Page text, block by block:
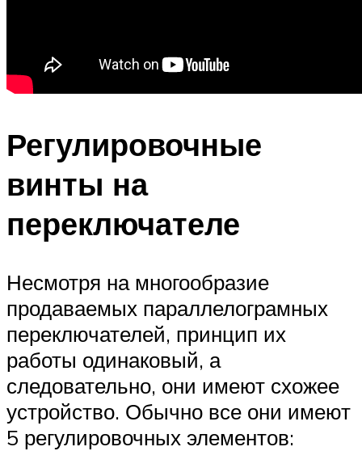
Регулировочные
винты на
переключателе
Несмотря на многообразие
продаваемых параллелограмных
переключателей, принцип их
работы одинаковый, а
следовательно, они имеют схожее
устройство. Обычно все они имеют
5 регулировочных элементов: